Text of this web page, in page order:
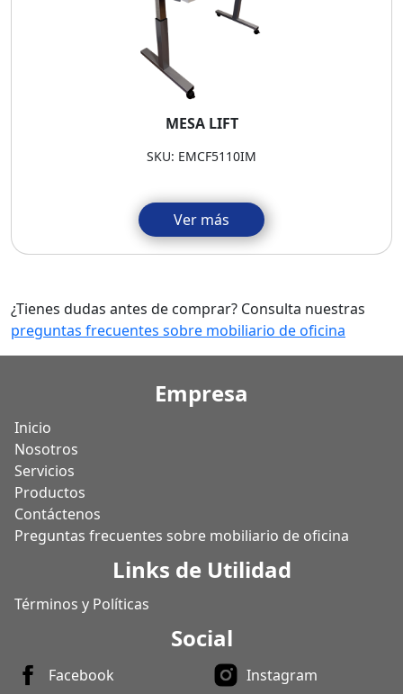
MESA LIFT
SKU: EMCF5110IM
Ver más
¿Tienes dudas antes de comprar? Consulta nuestras
preguntas frecuentes sobre mobiliario de oficina
Empresa
Inicio
Nosotros
Servicios
Productos
Contáctenos
Preguntas frecuentes sobre mobiliario de oficina
Links de Utilidad
Términos y Políticas
Social
Facebook Instagram